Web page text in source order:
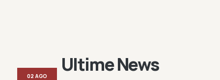
Ultime News
02 AGO